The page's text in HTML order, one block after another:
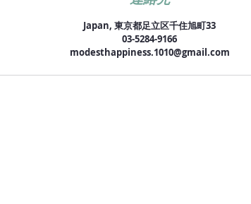
Japan, 東京都足立区千住旭町33
03-5284-9166
modesthappiness.1010@gmail.com